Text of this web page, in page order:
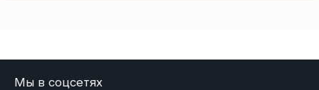
Мы в соцсетях